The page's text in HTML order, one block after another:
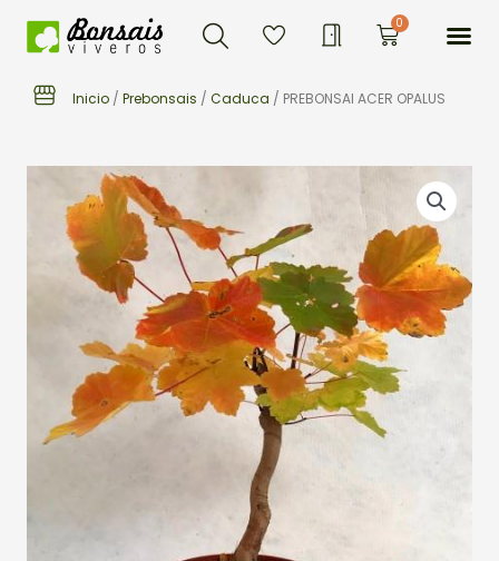
Buscar 0Carrito
Inicio / Prebonsais / Caduca / PREBONSAI ACER OPALUS